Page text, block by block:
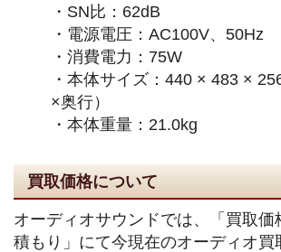
・SN比：62dB
・電源電圧：AC100V、50Hz
・消費電力：75W
・本体サイズ：440 × 483 ×
×奥行）
・本体重量：21.0kg
買取価格について
オーディオサウンドでは、「買取価
積もり」にて今現在のオーディオ買